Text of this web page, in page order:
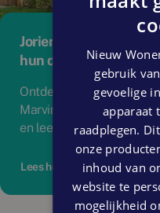
Jorienke, Marvin en
hun droomhuis
Ontdek hier het verhaal
Marvin over het
en leer hoe dit ook voor
Lees het hele verhaal
Nieuw
gebruik
gevoelige
apparaat
raadplegen.
onze
inhoud van
website te
mogelijkheid